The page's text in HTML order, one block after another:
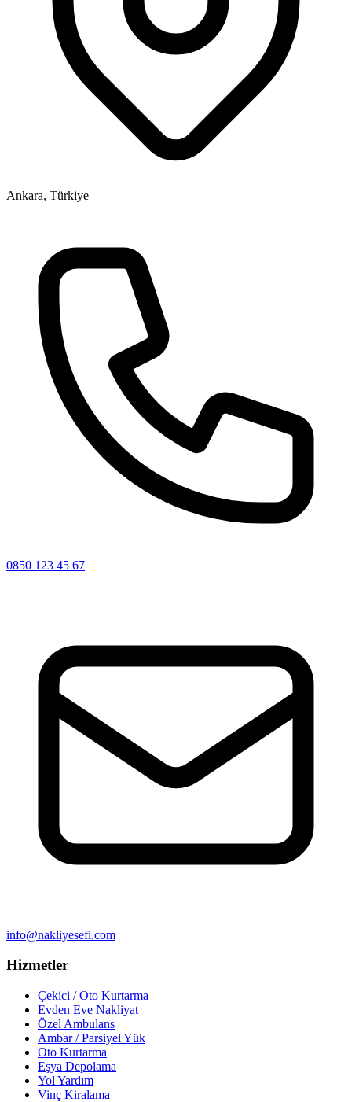
Ankara, Türkiye
0850 123 45 67
info@nakliyesefi.com
Hizmetler
Çekici / Oto Kurtarma
Evden Eve Nakliyat
Özel Ambulans
Ambar / Parsiyel Yük
Oto Kurtarma
Eşya Depolama
Yol Yardım
Vinç Kiralama